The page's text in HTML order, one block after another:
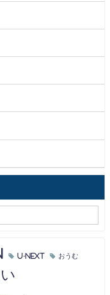
U-NEXT おうむ